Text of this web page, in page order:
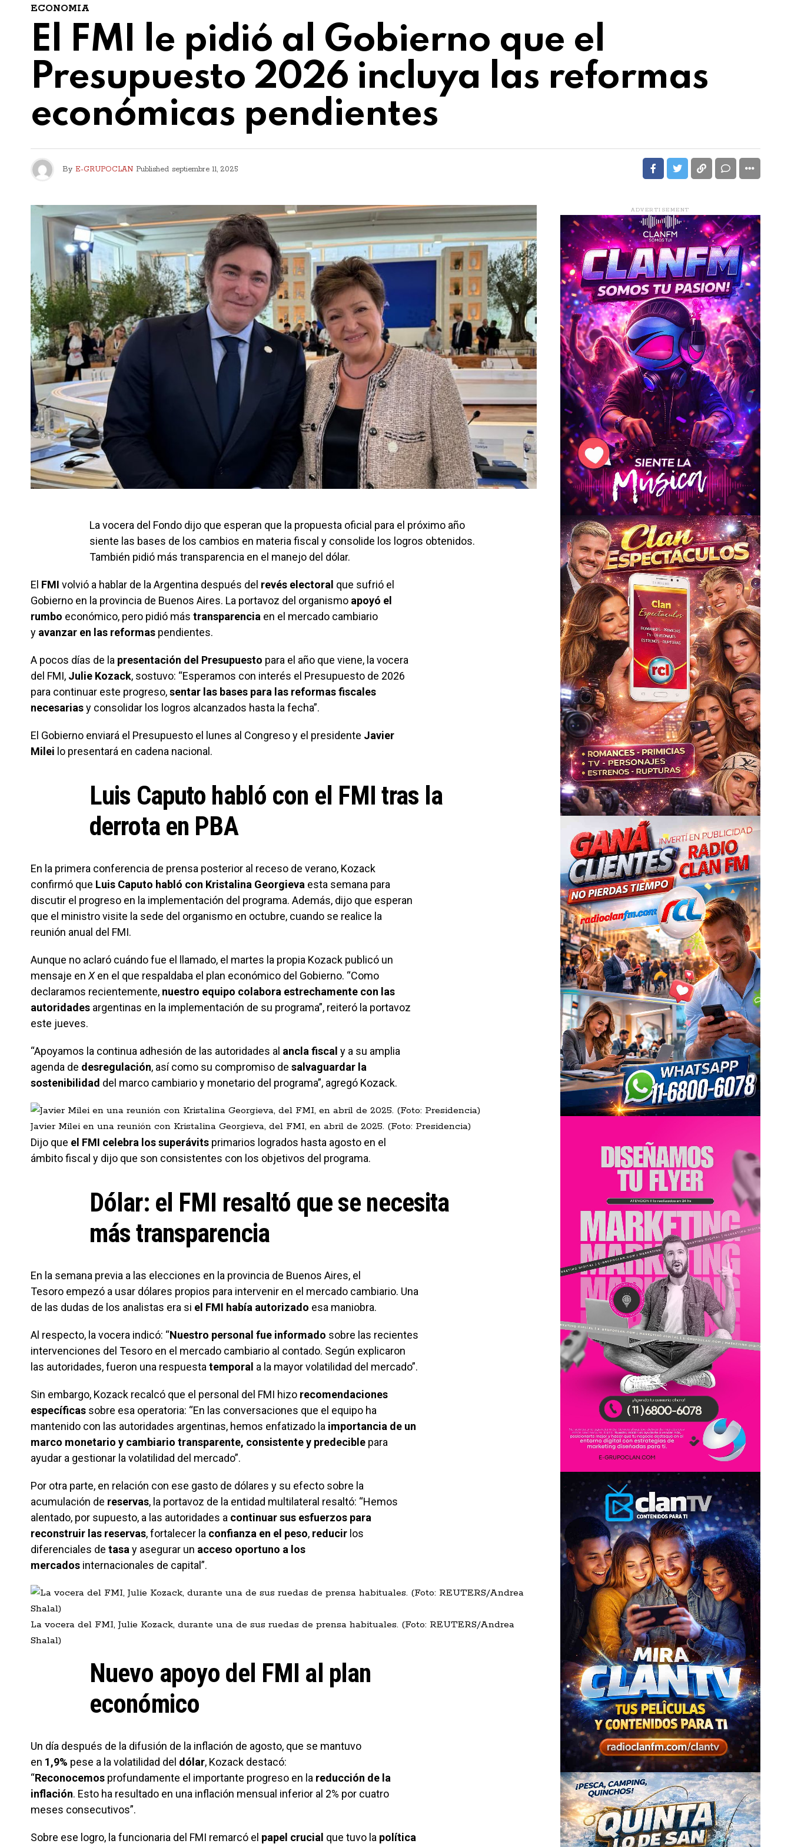
ECONOMIA
El FMI le pidió al Gobierno que el
Presupuesto 2026 incluya las reformas
económicas pendientes
By E-GRUPOCLAN Published septiembre 11, 2025
La vocera del Fondo dijo que esperan que la propuesta oficial para el próximo año
siente las bases de los cambios en materia fiscal y consolide los logros obtenidos.
También pidió más transparencia en el manejo del dólar.
El FMI volvió a hablar de la Argentina después del revés electoral que sufrió el
Gobierno en la provincia de Buenos Aires. La portavoz del organismo apoyó el
rumbo económico, pero pidió más transparencia en el mercado cambiario
y avanzar en las reformas pendientes.
A pocos días de la presentación del Presupuesto para el año que viene, la vocera
del FMI, Julie Kozack, sostuvo: “Esperamos con interés el Presupuesto de 2026
para continuar este progreso,sentar las bases para las reformas fiscales
necesariasy consolidar los logros alcanzados hasta la fecha”.
El Gobierno enviará el Presupuesto el lunes al Congreso y el presidente Javier
Milei lo presentará en cadena nacional.
Luis Caputo habló con el FMI tras la
derrota en PBA
En la primera conferencia de prensa posterior al receso de verano, Kozack
confirmó que Luis Caputo habló con Kristalina Georgieva esta semana para
discutir el progreso en la implementación del programa. Además, dijo que esperan
que el ministro visite la sede del organismo en octubre, cuando se realice la
reunión anual del FMI.
Aunque no aclaró cuándo fue el llamado, el martes la propia Kozack publicó un
mensaje en Xen el que respaldaba el plan económico del Gobierno. “Como
declaramos recientemente, nuestro equipo colabora estrechamente con las
autoridades argentinas en la implementación de su programa”, reiteró la portavoz
este jueves.
“Apoyamos la continua adhesión de las autoridades al ancla fiscal y a su amplia
agenda de desregulación, así como su compromiso de salvaguardar la
sostenibilidad del marco cambiario y monetario del programa”, agregó Kozack.
Javier Milei en una reunión con Kristalina Georgieva, del FMI, en abril de 2025. (Foto: Presidencia)
Dijo que el FMI celebra los superávits primarios logrados hasta agosto en el
ámbito fiscal y dijo que son consistentes con los objetivos del programa.
Dólar: el FMI resaltó que se necesita
más transparencia
En la semana previa a las elecciones en la provincia de Buenos Aires, el
Tesoro empezó a usar dólares propios para intervenir en el mercado cambiario. Una
de las dudas de los analistas era si el FMI había autorizado esa maniobra.
Al respecto, la vocera indicó: “Nuestro personal fue informado sobre las recientes
intervenciones del Tesoro en el mercado cambiario al contado. Según explicaron
las autoridades, fueron una respuesta temporal a la mayor volatilidad del mercado”.
Sin embargo, Kozack recalcó que el personal del FMI hizo recomendaciones
específicas sobre esa operatoria: “En las conversaciones que el equipo ha
mantenido con las autoridades argentinas, hemos enfatizado la importancia de un
marco monetario y cambiario transparente, consistente y predecible para
ayudar a gestionar la volatilidad del mercado”.
Por otra parte, en relación con ese gasto de dólares y su efecto sobre la
acumulación de reservas, la portavoz de la entidad multilateral resaltó: “Hemos
alentado, por supuesto, a las autoridades a continuar sus esfuerzos para
reconstruir las reservas, fortalecer la confianza en el peso, reducir los
diferenciales de tasa y asegurar un acceso oportuno a los
mercados internacionales de capital”.
La vocera del FMI, Julie Kozack, durante una de sus ruedas de prensa habituales. (Foto: REUTERS/Andrea
Shalal)
Nuevo apoyo del FMI al plan
económico
Un día después de la difusión de la inflación de agosto, que se mantuvo
en 1,9% pese a la volatilidad del dólar, Kozack destacó:
“Reconocemos profundamente el importante progreso en la reducción de la
inflación. Esto ha resultado en una inflación mensual inferior al 2% por cuatro
meses consecutivos”.
Sobre ese logro, la funcionaria del FMI remarcó el papel crucial que tuvo la política
ADVERTISEMENT